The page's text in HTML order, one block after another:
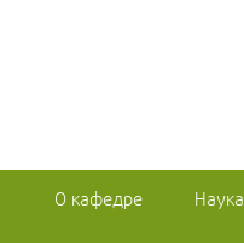
О кафедре Наука